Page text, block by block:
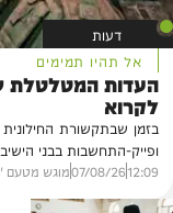
דעות
אל תהיו תמימים
העדות המטלטלת
לקרוא
בזמן שבתקשורת
ופייק-התחשבות בבני
12:09
07/08/26מוגש מטעם